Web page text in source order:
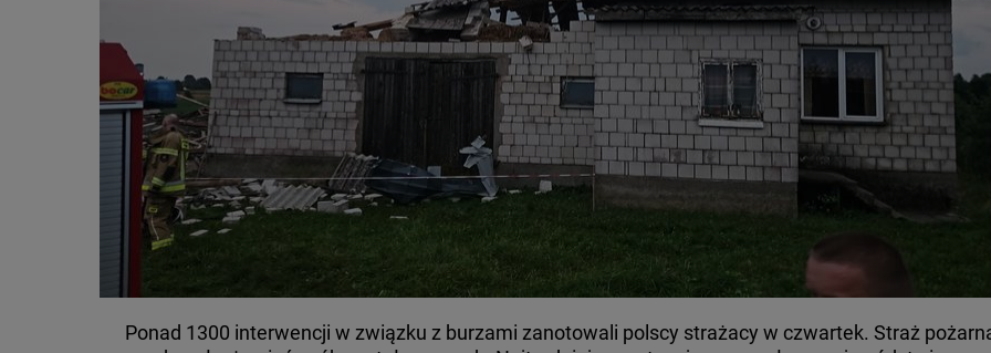
Ponad 1300 interwencji w związku z burzami zanotowali polscy strażacy w czwartek. Straż